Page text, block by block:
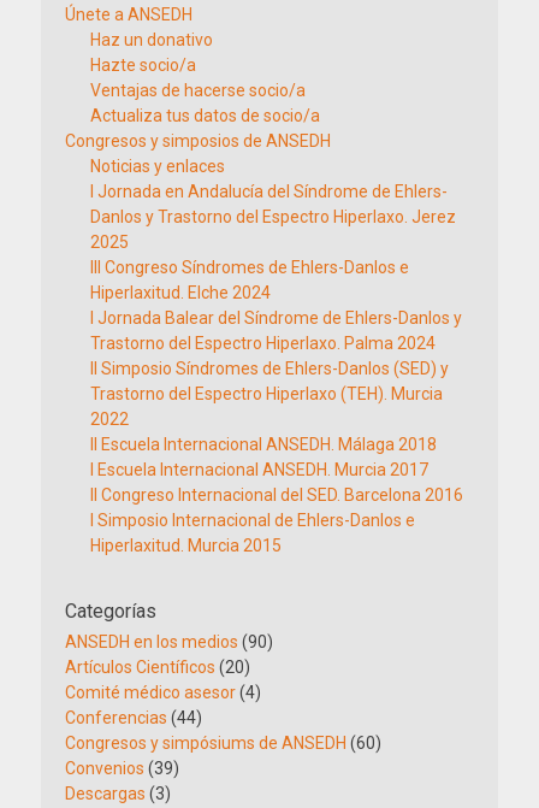
Únete a ANSEDH
Haz un donativo
Hazte socio/a
Ventajas de hacerse socio/a
Actualiza tus datos de socio/a
Congresos y simposios de ANSEDH
Noticias y enlaces
I Jornada en Andalucía del Síndrome de Ehlers-
Danlos y Trastorno del Espectro Hiperlaxo. Jerez
2025
III Congreso Síndromes de Ehlers-Danlos e
Hiperlaxitud. Elche 2024
I Jornada Balear del Síndrome de Ehlers-Danlos y
Trastorno del Espectro Hiperlaxo. Palma 2024
II Simposio Síndromes de Ehlers-Danlos (SED) y
Trastorno del Espectro Hiperlaxo (TEH). Murcia
2022
II Escuela Internacional ANSEDH. Málaga 2018
I Escuela Internacional ANSEDH. Murcia 2017
II Congreso Internacional del SED. Barcelona 2016
I Simposio Internacional de Ehlers-Danlos e
Hiperlaxitud. Murcia 2015
Categorías
ANSEDH en los medios (90)
Artículos Científicos (20)
Comité médico asesor(4)
Conferencias (44)
Congresos y simpósiums de ANSEDH (60)
Convenios (39)
Descargas (3)